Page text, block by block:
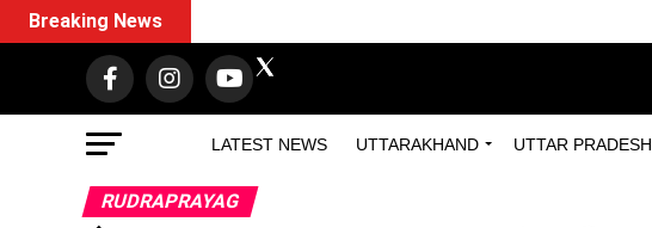
LATEST NEWS UTTARAKHAND UTTAR PRADESH
Breaking News
RUDRAPRAYAG